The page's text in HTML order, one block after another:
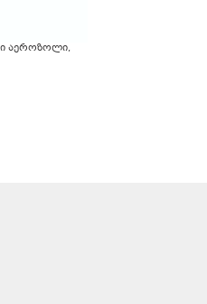
აეროზოლი,